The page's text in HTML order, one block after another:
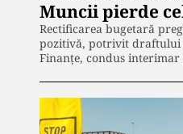
Muncii pierde
Rectificarea bugetară
pozitivă, potrivit draftului
Finanţe, condus